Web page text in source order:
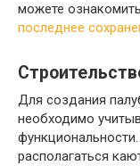
можете
последнее
Для создания
необходимо
располагаться